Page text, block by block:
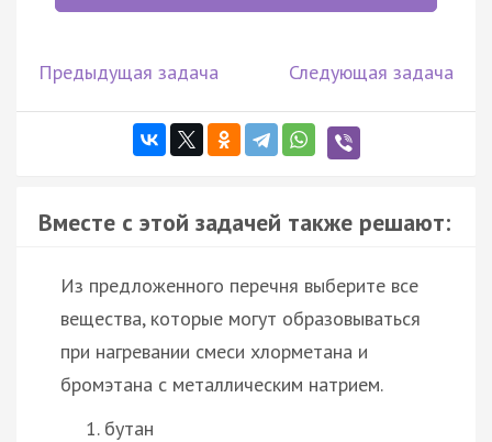
Предыдущая задача Следующая задача
Вместе с этой задачей также решают:
Из предложенного перечня выберите все
вещества, которые могут образовываться
при нагревании смеси хлорметана и
бромэтана с металлическим натрием.
бутан